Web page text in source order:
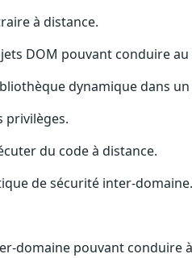
à distance.
DOM pouvant conduire
dynamique dans
privilèges.
du code à distance.
de sécurité inter-domaine.
domaine pouvant